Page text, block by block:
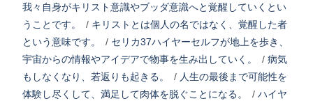
我々自身がキリスト意識やブッダ意識へと覚醒していくとい
うことです。
/ キリストとは個人の名ではなく、覚醒した者
という意味です。
/ セリカ37ハイヤーセルフが地上を歩き、
宇宙からの情報やアイデアで物事を生み出していく。
/ 病気
もしなくなり、若返りも起きる。
/ 人生の最後まで可能性を
体験し尽くして、満足して肉体を脱ぐことになる。
/ ハイヤ